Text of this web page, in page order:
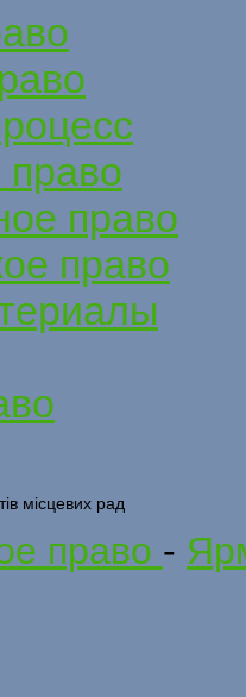
право
право
місцевих рад
право -